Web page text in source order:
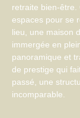
retraite bien-être.
espaces pour se
lieu, une maison
immergée en
panoramique et
de prestige qui
passé, une
incomparable.